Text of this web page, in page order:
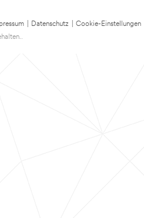
Datenschutz
Cookie-Einstellungen